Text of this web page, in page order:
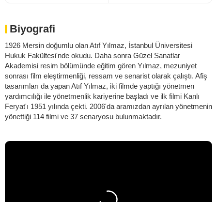
Biyografi
1926 Mersin doğumlu olan Atıf Yılmaz, İstanbul Üniversitesi
Hukuk Fakültesi'nde okudu. Daha sonra Güzel Sanatlar
Akademisi resim bölümünde eğitim gören Yılmaz, mezuniyet
sonrası film eleştirmenliği, ressam ve senarist olarak çalıştı. Afiş
tasarımları da yapan Atıf Yılmaz, iki filmde yaptığı yönetmen
yardımcılığı ile yönetmenlik kariyerine başladı ve ilk filmi Kanlı
Feryat'ı 1951 yılında çekti. 2006'da aramızdan ayrılan yönetmenin
yönettiği 114 filmi ve 37 senaryosu bulunmaktadır.